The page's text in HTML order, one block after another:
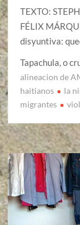
TEXTO:
FÉLIX
disyuntiva:
Tapachula, o
alineacion de
haitianos
la
migrantes